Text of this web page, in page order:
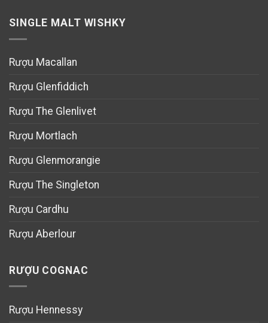
SINGLE MALT WISHKY
Rượu Macallan
Rượu Glenfiddich
Rượu The Glenlivet
Rượu Mortlach
Rượu Glenmorangie
Rượu The Singleton
Rượu Cardhu
Rượu Aberlour
RƯỢU COGNAC
Rượu Hennessy